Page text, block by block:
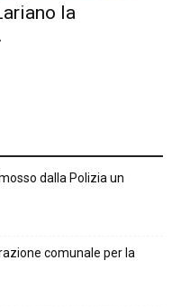
la
dalla Polizia un
comunale per la